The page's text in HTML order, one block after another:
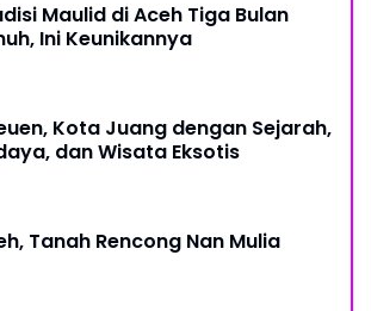
Maulid di Aceh Tiga Bulan
Ini Keunikannya
Kota Juang dengan Sejarah,
dan Wisata Eksotis
Tanah Rencong Nan Mulia